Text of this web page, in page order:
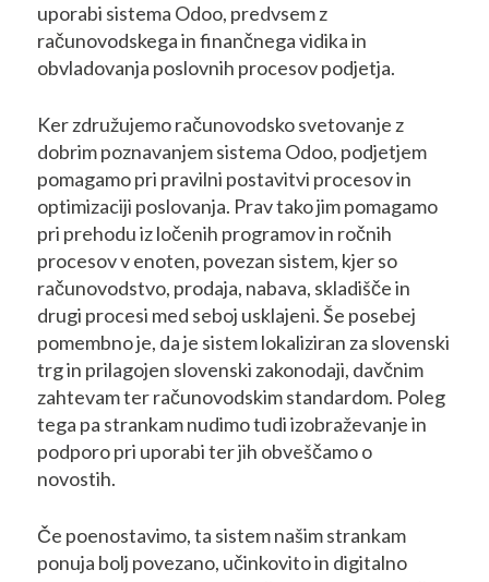
uporabi sistema Odoo, predvsem z
računovodskega in finančnega vidika in
obvladovanja poslovnih procesov podjetja.
Ker združujemo računovodsko svetovanje z
dobrim poznavanjem sistema Odoo, podjetjem
pomagamo pri pravilni postavitvi procesov in
optimizaciji poslovanja. Prav tako jim pomagamo
pri prehodu iz ločenih programov in ročnih
procesov v enoten, povezan sistem, kjer so
računovodstvo, prodaja, nabava, skladišče in
drugi procesi med seboj usklajeni. Še posebej
pomembno je, da je sistem lokaliziran za slovenski
trg in prilagojen slovenski zakonodaji, davčnim
zahtevam ter računovodskim standardom. Poleg
tega pa strankam nudimo tudi izobraževanje in
podporo pri uporabi ter jih obveščamo o
novostih.
Če poenostavimo, ta sistem našim strankam
ponuja bolj povezano, učinkovito in digitalno